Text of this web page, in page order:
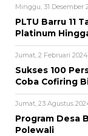
Minggu, 31 Desember
PLTU Barru 11
Platinum
Jumat, 2 Februari
Sukses 100
Coba Cofiring
Jumat, 23 Agustus
Program Desa
Polewali